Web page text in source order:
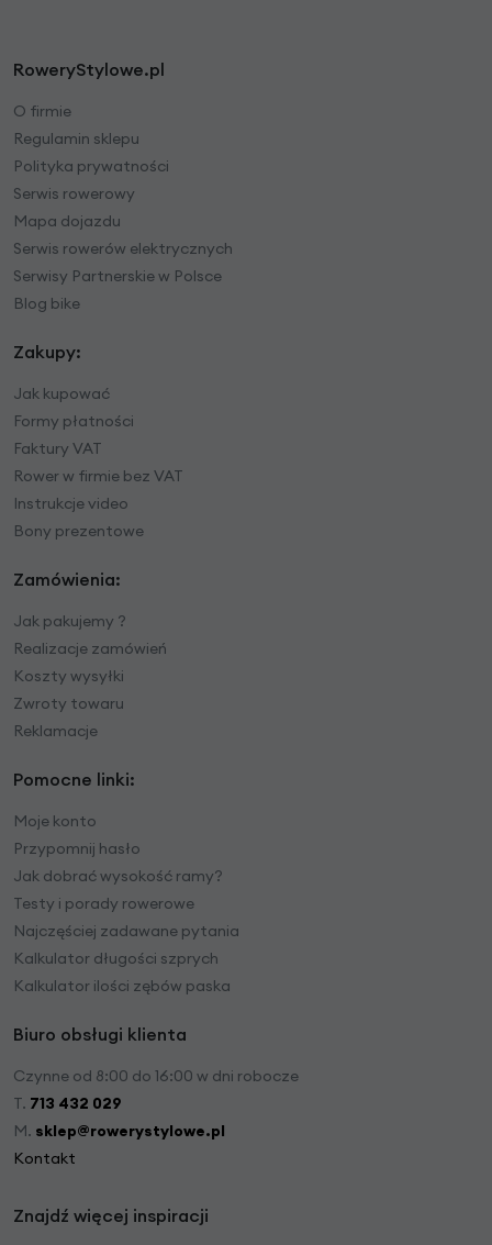
RoweryStylowe.pl
O firmie
Regulamin sklepu
Polityka prywatności
Serwis rowerowy
Mapa dojazdu
Serwis rowerów elektrycznych
Serwisy Partnerskie w Polsce
Blog bike
Zakupy:
Jak kupować
Formy płatności
Faktury VAT
Rower w firmie bez VAT
Instrukcje video
Bony prezentowe
Zamówienia:
Jak pakujemy ?
Realizacje zamówień
Koszty wysyłki
Zwroty towaru
Reklamacje
Pomocne linki:
Moje konto
Przypomnij hasło
Jak dobrać wysokość ramy?
Testy i porady rowerowe
Najczęściej zadawane pytania
Kalkulator długości szprych
Kalkulator ilości zębów paska
Biuro obsługi klienta
Czynne od 8:00 do 16:00 w dni robocze
T. 713 432 029
M. sklep@rowerystylowe.pl
Kontakt
Znajdź więcej inspiracji